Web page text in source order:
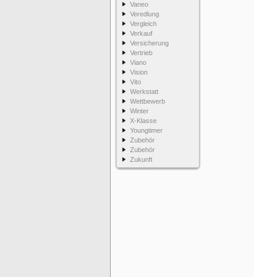
Vaneo
Veredlung
Vergleich
Verkauf
Versicherung
Vertrieb
Viano
Vision
Vito
Werkstatt
Wettbewerb
Winter
X-Klasse
Youngtimer
Zubehör
Zubehör
Zukunft